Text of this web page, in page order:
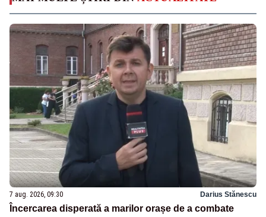
7 aug. 2026, 09:30 Darius Stănescu
Încercarea disperată a marilor orașe de a combate